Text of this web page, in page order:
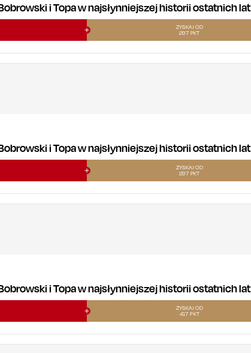
i Topa w najsłynniejszej historii ostatnich lat
ZYSKAJ OD
297 PKT
i Topa w najsłynniejszej historii ostatnich lat
ZYSKAJ OD
297 PKT
i Topa w najsłynniejszej historii ostatnich lat
ZYSKAJ OD
417 PKT